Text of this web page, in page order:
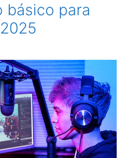
básico para